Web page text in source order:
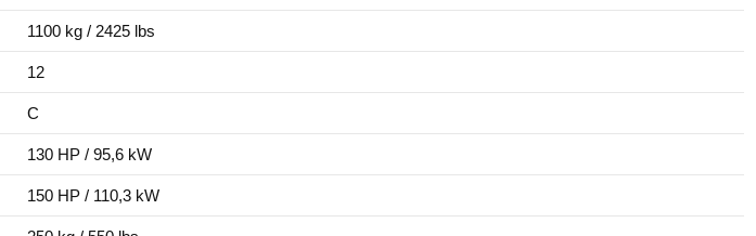
1100 kg / 2425 lbs
12
C
130 HP / 95,6 kW
150 HP / 110,3 kW